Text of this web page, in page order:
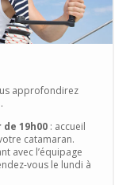
approfondirez
19h00 : accueil
catamaran.
avec l’équipage
vous le lundi à